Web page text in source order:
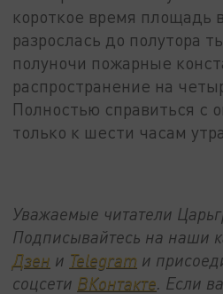
короткое время площадь
разрослась до полутора
полуночи пожарные
распространение на
Полностью справиться с
только к шести часам
Уважаемые читатели
Подписывайтесь на наши
Дзен и Telegram и
соцсети ВКонтакте . Если